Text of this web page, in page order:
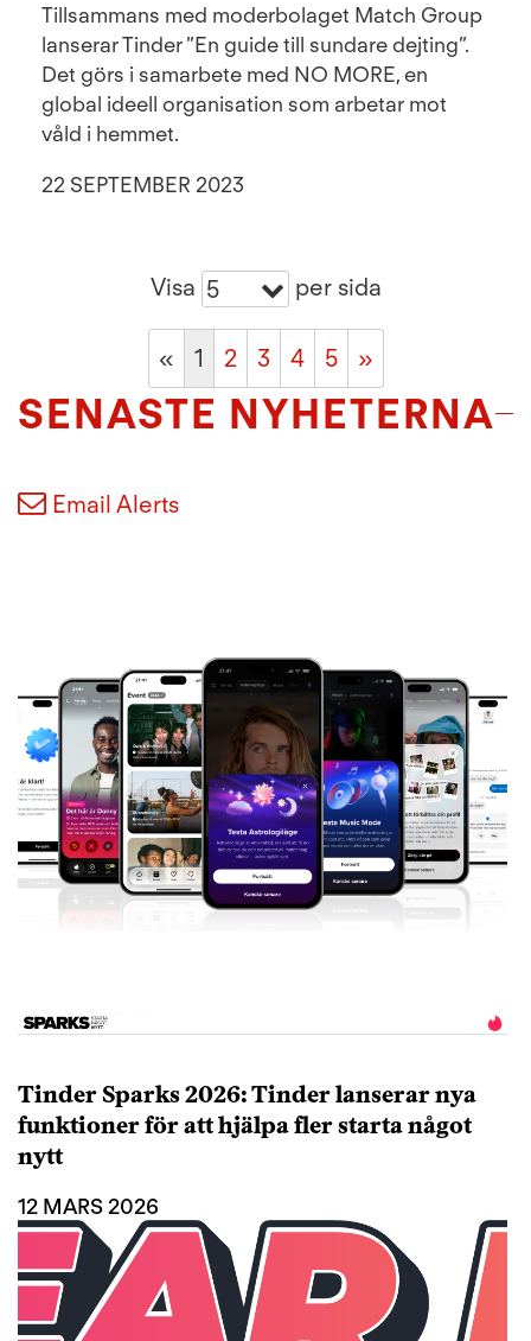
Tillsammans med moderbolaget Match Group
lanserar Tinder ”En guide till sundare dejting”.
Det görs i samarbete med NO MORE, en
global ideell organisation som arbetar mot
våld i hemmet.
22 SEPTEMBER 2023
Visa 5 per sida
« 1 2 3 4 5 »
SENASTE NYHETERNA
Email Alerts
Tinder Sparks 2026: Tinder lanserar nya
funktioner för att hjälpa fler starta något
nytt
12 MARS 2026